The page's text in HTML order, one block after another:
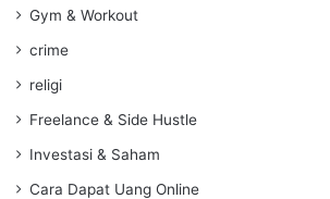
Gym & Workout
crime
religi
Freelance & Side Hustle
Investasi & Saham
Cara Dapat Uang Online